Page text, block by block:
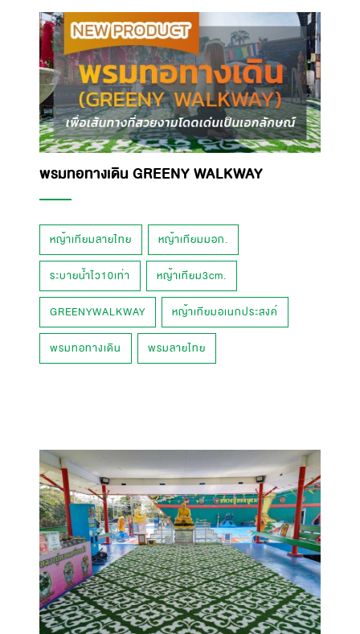
พรมทอทางเดิน GREENY WALKWAY
หญ้าเทียมลายไทย หญ้าเทียมมอก.
ระบายน้ำไว10เท่า หญ้าเทียม3cm.
GREENYWALKWAY หญ้าเทียมอเนกประสงค์
พรมทอทางเดิน พรมลายไทย